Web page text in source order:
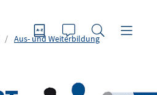
Aus- und Weiterbildung